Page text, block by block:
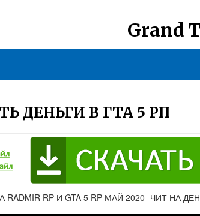
Grand
ДЕНЬГИ В ГТА 5 РП
RP И GTA 5 RP-МАЙ 2020- ЧИТ НА